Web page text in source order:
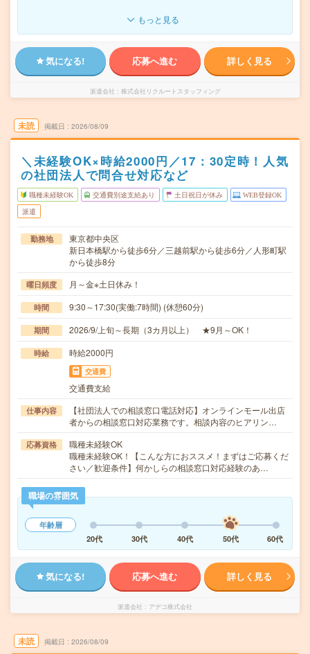
もっと見る
気になる! 応募へ進む 詳しく見る
派遣会社 株式会社リクルートスタッフィング
未読 掲載日 2026/08/09
＼未経験OK×時給2000円／17：30定時！人気
の社団法人で問合せ対応など
職種未経験OK 交通費別途支給あり 土日祝日が休み WEB登録OK
派遣
勤務地
東京都中央区
新日本橋駅から徒歩6分／三越前駅から徒歩6分／人形町駅
から徒歩8分
曜日頻度 月～金※土日休み！
時間 9:30～17:30(実働:7時間) (休憩60分)
期間 2026/9/上旬～長期（3カ月以上） ★9月～OK！
時給 時給2000円
交通費
交通費支給
仕事内容
【社団法人での相談窓口電話対応】オンラインモール出店
者からの相談窓口対応業務です。相談内容のヒアリン…
応募資格
職種未経験OK
職種未経験OK！【こんな方におススメ！まずはご応募くだ
さい／歓迎条件】何かしらの相談窓口対応経験のあ…
職場の雰囲気
年齢層
20代
30代 40代 50代 60代
気になる! 応募へ進む 詳しく見る
派遣会社 アデコ株式会社
未読 掲載日 2026/08/09